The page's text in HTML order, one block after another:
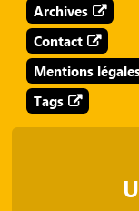
Archives
Contact
Mentions
Tags